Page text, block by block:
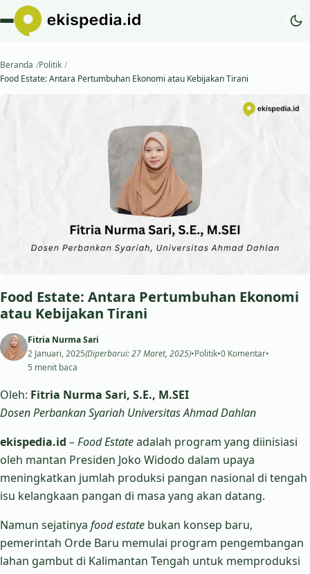
Beranda Politik
Food Estate: Antara Pertumbuhan Ekonomi atau Kebijakan Tirani
Food Estate: Antara Pertumbuhan Ekonomi
atau Kebijakan Tirani
Fitria Nurma Sari
2 Januari, 2025(Diperbarui: 27 Maret, 2025)•Politik•0 Komentar•
5 menit baca
Oleh: Fitria Nurma Sari, S.E., M.SEI
Dosen Perbankan Syariah Universitas Ahmad Dahlan
ekispedia.id – Food Estateadalah program yang diinisiasi
oleh mantan Presiden Joko Widodo dalam upaya
meningkatkan jumlah produksi pangan nasional di tengah
isu kelangkaan pangan di masa yang akan datang.
Namun sejatinya food estate bukan konsep baru,
pemerintah Orde Baru memulai program pengembangan
lahan gambut di Kalimantan Tengah untuk memproduksi